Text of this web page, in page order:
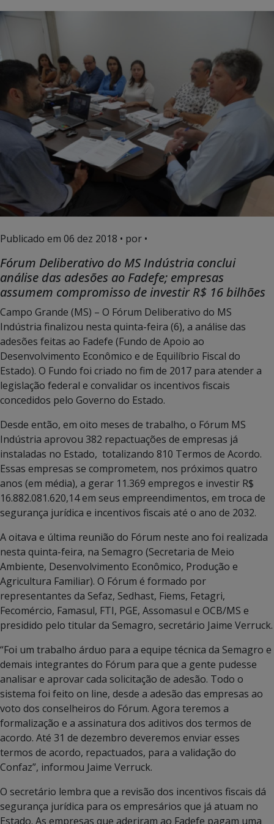
Publicado em 06 dez 2018 • por •
Fórum Deliberativo do MS Indústria conclui
análise das adesões ao Fadefe; empresas
assumem compromisso de investir R$ 16 bilhões
Campo Grande (MS) – O Fórum Deliberativo do MS
Indústria finalizou nesta quinta-feira (6), a análise das
adesões feitas ao Fadefe (Fundo de Apoio ao
Desenvolvimento Econômico e de Equilíbrio Fiscal do
Estado). O Fundo foi criado no fim de 2017 para atender a
legislação federal e convalidar os incentivos fiscais
concedidos pelo Governo do Estado.
Desde então, em oito meses de trabalho, o Fórum MS
Indústria aprovou 382 repactuações de empresas já
instaladas no Estado, totalizando 810 Termos de Acordo.
Essas empresas se comprometem, nos próximos quatro
anos (em média), a gerar 11.369 empregos e investir R$
16.882.081.620,14 em seus empreendimentos, em troca de
segurança jurídica e incentivos fiscais até o ano de 2032.
A oitava e última reunião do Fórum neste ano foi realizada
nesta quinta-feira, na Semagro (Secretaria de Meio
Ambiente, Desenvolvimento Econômico, Produção e
Agricultura Familiar). O Fórum é formado por
representantes da Sefaz, Sedhast, Fiems, Fetagri,
Fecomércio, Famasul, FTI, PGE, Assomasul e OCB/MS e
presidido pelo titular da Semagro, secretário Jaime Verruck.
“Foi um trabalho árduo para a equipe técnica da Semagro e
demais integrantes do Fórum para que a gente pudesse
analisar e aprovar cada solicitação de adesão. Todo o
sistema foi feito on line, desde a adesão das empresas ao
voto dos conselheiros do Fórum. Agora teremos a
formalização e a assinatura dos aditivos dos termos de
acordo. Até 31 de dezembro deveremos enviar esses
termos de acordo, repactuados, para a validação do
Confaz”, informou Jaime Verruck.
O secretário lembra que a revisão dos incentivos fiscais dá
segurança jurídica para os empresários que já atuam no
Estado. As empresas que aderiram ao Fadefe pagam uma